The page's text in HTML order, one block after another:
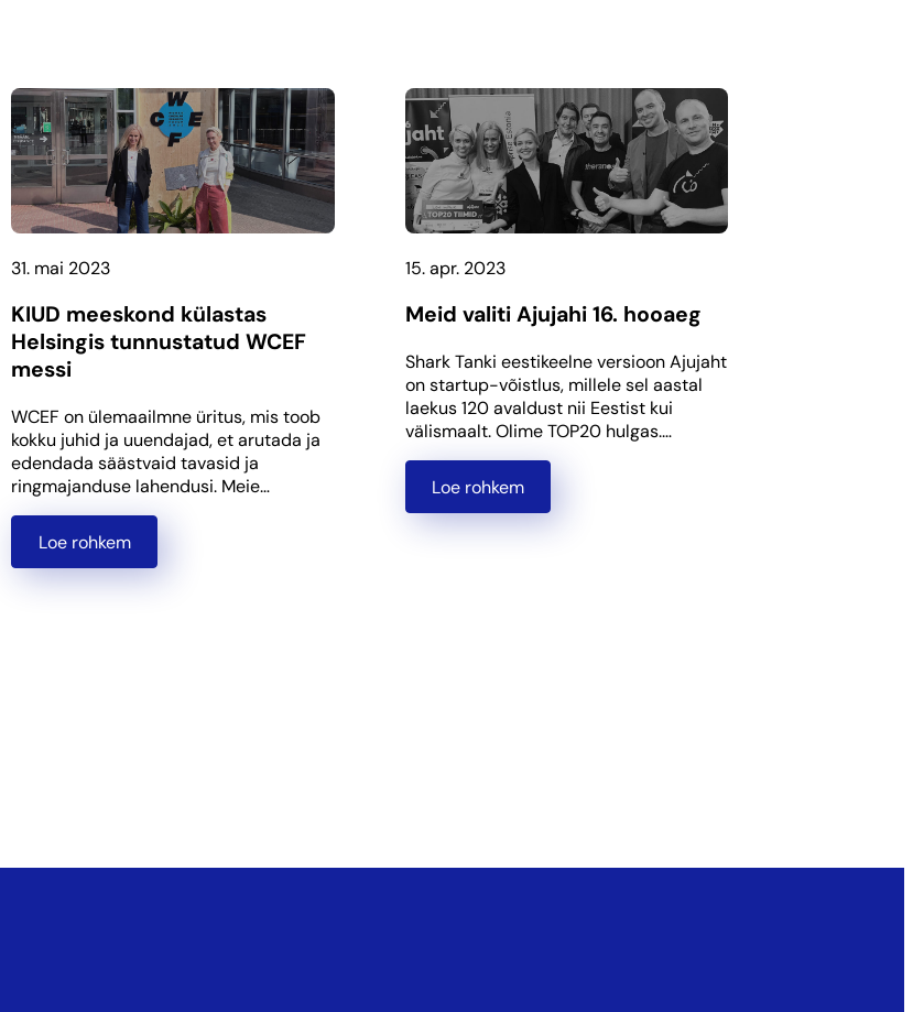
31. mai 2023
KIUD meeskond külastas
Helsingis tunnustatud WCEF
messi
WCEF on ülemaailmne üritus, mis toob
kokku juhid ja uuendajad, et arutada ja
edendada säästvaid tavasid ja
ringmajanduse lahendusi. Meie…
Loe rohkem
15. apr. 2023
Meid valiti Ajujahi 16. hooaeg
Shark Tanki eestikeelne versioon Ajujaht
on startup-võistlus, millele sel aastal
laekus 120 avaldust nii Eestist kui
välismaalt. Olime TOP20 hulgas.…
Loe rohkem